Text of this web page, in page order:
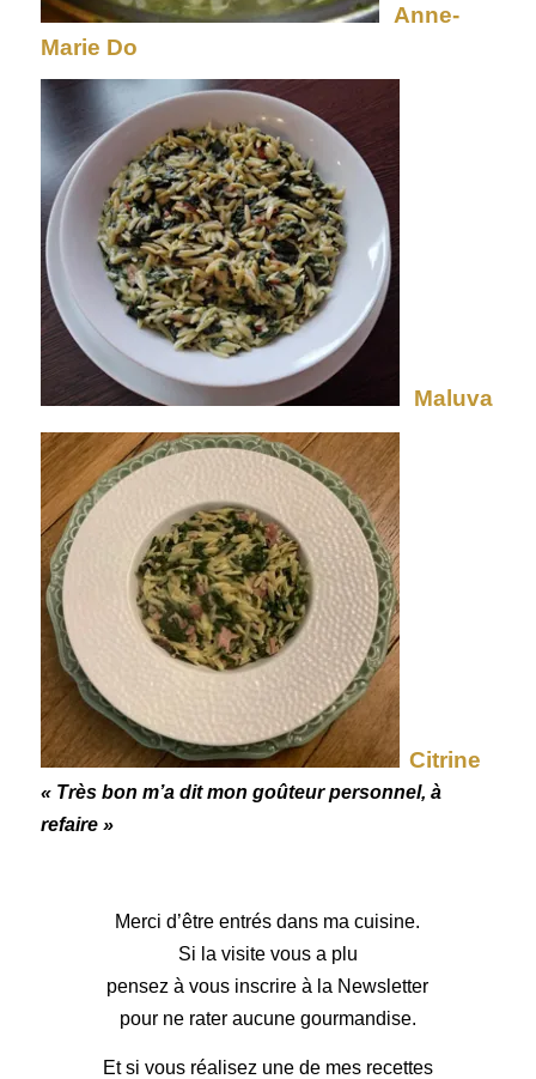
Anne-
Marie Do
Maluva
Citrine
« Très bon m’a dit mon goûteur personnel, à
refaire »
Merci d’être entrés dans ma cuisine.
Si la visite vous a plu
pensez à vous inscrire à la Newsletter
pour ne rater aucune gourmandise.
Et si vous réalisez une de mes recettes